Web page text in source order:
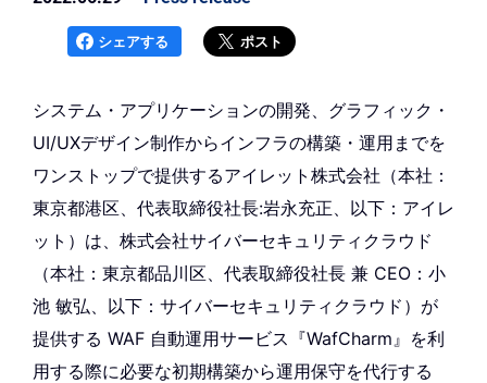
シェアする ポスト
システム・アプリケーションの開発、グラフィック・
UI/UXデザイン制作からインフラの構築・運用までを
ワンストップで提供するアイレット株式会社（本社：
東京都港区、代表取締役社長:岩永充正、以下：アイレ
ット）は、株式会社サイバーセキュリティクラウド
（本社：東京都品川区、代表取締役社長 兼 CEO：小
池 敏弘、以下：サイバーセキュリティクラウド）が
提供する WAF 自動運用サービス『WafCharm』を利
用する際に必要な初期構築から運用保守を代行する